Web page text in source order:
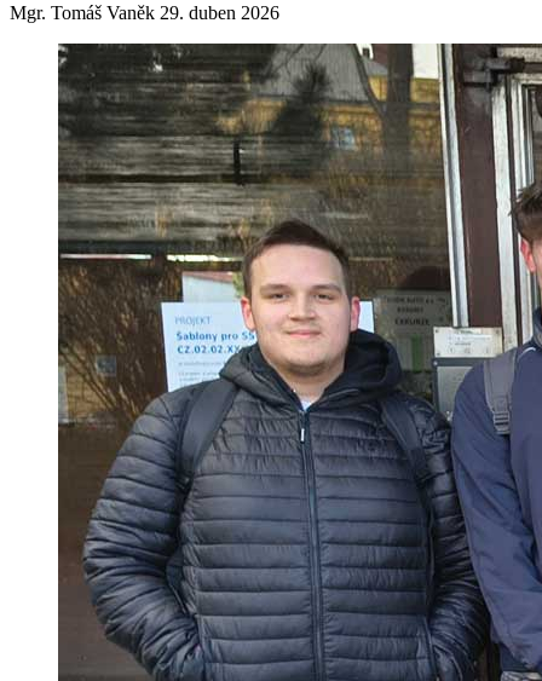
Mgr. Tomáš Vaněk 29. duben 2026